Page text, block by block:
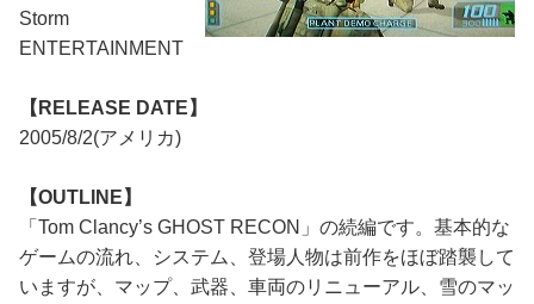
Storm
ENTERTAINMENT
【RELEASE DATE】
2005/8/2(アメリカ)
【OUTLINE】
「Tom Clancy’s GHOST RECON」の続編です。基本的な
ゲームの流れ、システム、登場人物は前作をほぼ踏襲して
いますが、マップ、武器、車両のリニューアル、雪のマッ